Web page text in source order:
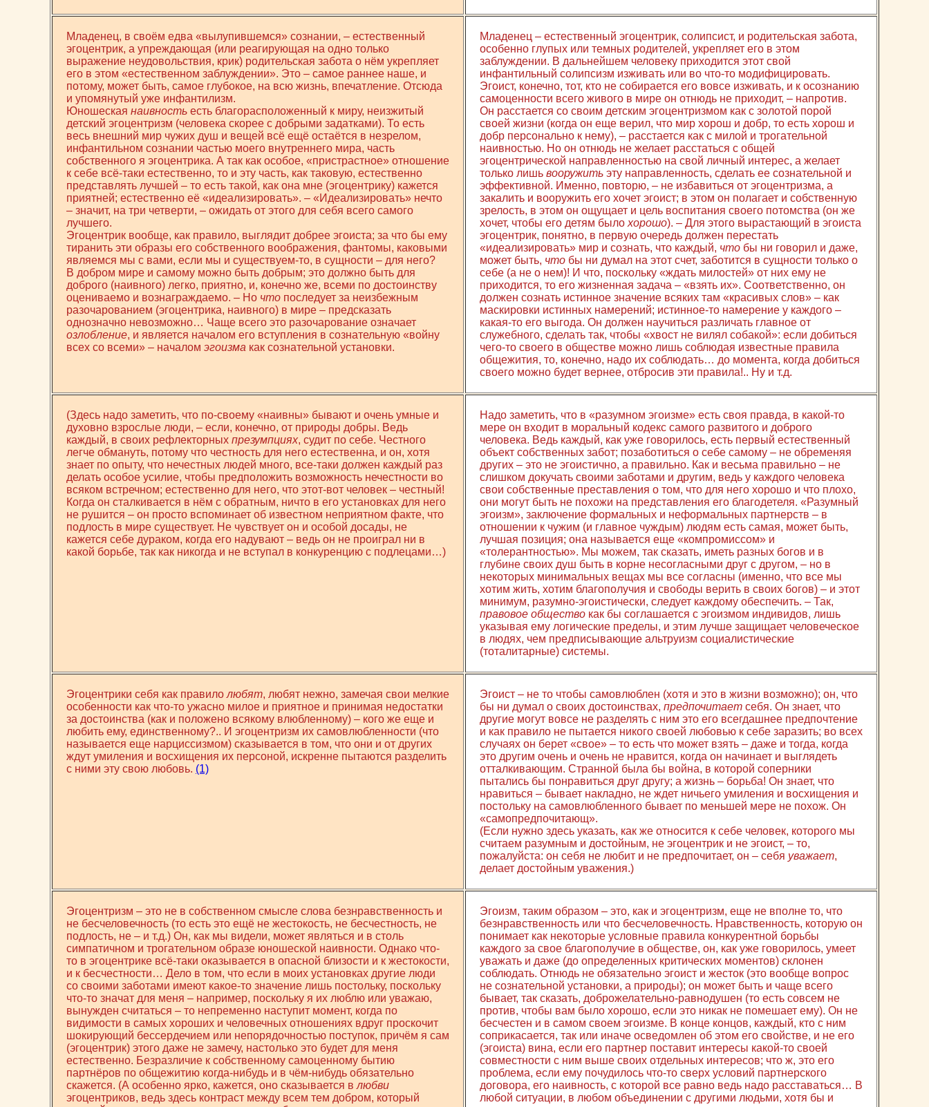
Младенец, в своём едва «вылупившемся» сознании, – естественный
эгоцентрик, а упреждающая (или реагирующая на одно только
выражение неудовольствия, крик) родительская забота о нём укрепляет
его в этом «естественном заблуждении». Это – самое раннее наше, и
потому, может быть, самое глубокое, на всю жизнь, впечатление. Отсюда
и упомянутый уже инфантилизм.
Юношеская наивность есть благорасположенный к миру, неизжитый
детский эгоцентризм (человека скорее с добрыми задатками). То есть
весь внешний мир чужих душ и вещей всё ещё остаётся в незрелом,
инфантильном сознании частью моего внутреннего мира, часть
собственного я эгоцентрика. А так как особое, «пристрастное» отношение
к себе всё-таки естественно, то и эту часть, как таковую, естественно
представлять лучшей – то есть такой, как она мне (эгоцентрику) кажется
приятней; естественно её «идеализировать». – «Идеализировать» нечто
– значит, на три четверти, – ожидать от этого для себя всего самого
лучшего.
Эгоцентрик вообще, как правило, выглядит добрее эгоиста; за что бы ему
тиранить эти образы его собственного воображения, фантомы, каковыми
являемся мы с вами, если мы и существуем-то, в сущности – для него?
В добром мире и самому можно быть добрым; это должно быть для
доброго (наивного) легко, приятно, и, конечно же, всеми по достоинству
оцениваемо и вознаграждаемо. – Но что последует за неизбежным
разочарованием (эгоцентрика, наивного) в мире – предсказать
однозначно невозможно… Чаще всего это разочарование означает
озлобление, и является началом его вступления в сознательную «войну
всех со всеми» – началом эгоизма как сознательной установки.
Младенец – естественный эгоцентрик, солипсист, и родительская забота,
особенно глупых или темных родителей, укрепляет его в этом
заблуждении. В дальнейшем человеку приходится этот свой
инфантильный солипсизм изживать или во что-то модифицировать.
Эгоист, конечно, тот, кто не собирается его вовсе изживать, и к осознанию
самоценности всего живого в мире он отнюдь не приходит, – напротив.
Он расстается со своим детским эгоцентризмом как с золотой порой
своей жизни (когда он еще верил, что мир хорош и добр, то есть хорош и
добр персонально к нему), – расстается как с милой и трогательной
наивностью. Но он отнюдь не желает расстаться с общей
эгоцентрической направленностью на свой личный интерес, а желает
только лишь вооружить эту направленность, сделать ее сознательной и
эффективной. Именно, повторю, – не избавиться от эгоцентризма, а
закалить и вооружить его хочет эгоист; в этом он полагает и собственную
зрелость, в этом он ощущает и цель воспитания своего потомства (он же
хочет, чтобы его детям было хорошо). – Для этого вырастающий в эгоиста
эгоцентрик, понятно, в первую очередь должен перестать
«идеализировать» мир и сознать, что каждый, что бы ни говорил и даже,
может быть, что бы ни думал на этот счет, заботится в сущности только о
себе (а не о нем)! И что, поскольку «ждать милостей» от них ему не
приходится, то его жизненная задача – «взять их». Соответственно, он
должен сознать истинное значение всяких там «красивых слов» – как
маскировки истинных намерений; истинное-то намерение у каждого –
какая-то его выгода. Он должен научиться различать главное от
служебного, сделать так, чтобы «хвост не вилял собакой»: если добиться
чего-то своего в обществе можно лишь соблюдая известные правила
общежития, то, конечно, надо их соблюдать… до момента, когда добиться
своего можно будет вернее, отбросив эти правила!.. Ну и т.д.
(Здесь надо заметить, что по-своему «наивны» бывают и очень умные и
духовно взрослые люди, – если, конечно, от природы добры. Ведь
каждый, в своих рефлекторных презумпциях, судит по себе. Честного
легче обмануть, потому что честность для него естественна, и он, хотя
знает по опыту, что нечестных людей много, все-таки должен каждый раз
делать особое усилие, чтобы предположить возможность нечестности во
всяком встречном; естественно для него, что этот-вот человек – честный!
Когда он сталкивается в нём с обратным, ничто в его установках для него
не рушится – он просто вспоминает об известном неприятном факте, что
подлость в мире существует. Не чувствует он и особой досады, не
кажется себе дураком, когда его надувают – ведь он не проиграл ни в
какой борьбе, так как никогда и не вступал в конкуренцию с подлецами…)
Надо заметить, что в «разумном эгоизме» есть своя правда, в какой-то
мере он входит в моральный кодекс самого развитого и доброго
человека. Ведь каждый, как уже говорилось, есть первый естественный
объект собственных забот; позаботиться о себе самому – не обременяя
других – это не эгоистично, а правильно. Как и весьма правильно – не
слишком докучать своими заботами и другим, ведь у каждого человека
свои собственные преставления о том, что для него хорошо и что плохо,
они могут быть не похожи на представления его благодетеля. «Разумный
эгоизм», заключение формальных и неформальных партнерств – в
отношении к чужим (и главное чуждым) людям есть самая, может быть,
лучшая позиция; она называется еще «компромиссом» и
«толерантностью». Мы можем, так сказать, иметь разных богов и в
глубине своих душ быть в корне несогласными друг с другом, – но в
некоторых минимальных вещах мы все согласны (именно, что все мы
хотим жить, хотим благополучия и свободы верить в своих богов) – и этот
минимум, разумно-эгоистически, следует каждому обеспечить. – Так,
правовое общество как бы соглашается с эгоизмом индивидов, лишь
указывая ему логические пределы, и этим лучше защищает человеческое
в людях, чем предписывающие альтруизм социалистические
(тоталитарные) системы.
Эгоцентрики себя как правило любят, любят нежно, замечая свои мелкие
особенности как что-то ужасно милое и приятное и принимая недостатки
за достоинства (как и положено всякому влюбленному) – кого же еще и
любить ему, единственному?.. И эгоцентризм их самовлюбленности (что
называется еще нарциссизмом) сказывается в том, что они и от других
ждут умиления и восхищения их персоной, искренне пытаются разделить
с ними эту свою любовь. (1)
Эгоист – не то чтобы самовлюблен (хотя и это в жизни возможно); он, что
бы ни думал о своих достоинствах, предпочитает себя. Он знает, что
другие могут вовсе не разделять с ним это его всегдашнее предпочтение
и как правило не пытается никого своей любовью к себе заразить; во всех
случаях он берет «свое» – то есть что может взять – даже и тогда, когда
это другим очень и очень не нравится, когда он начинает и выглядеть
отталкивающим. Странной была бы война, в которой соперники
пытались бы понравиться друг другу; а жизнь – борьба! Он знает, что
нравиться – бывает накладно, не ждет ничьего умиления и восхищения и
постольку на самовлюбленного бывает по меньшей мере не похож. Он
«самопредпочитающ».
(Если нужно здесь указать, как же относится к себе человек, которого мы
считаем разумным и достойным, не эгоцентрик и не эгоист, – то,
пожалуйста: он себя не любит и не предпочитает, он – себя уважает,
делает достойным уважения.)
Эгоцентризм – это не в собственном смысле слова безнравственность и
не бесчеловечность (то есть это ещё не жестокость, не бесчестность, не
подлость, не – и т.д.) Он, как мы видели, может являться и в столь
симпатичном и трогательном образе юношеской наивности. Однако что-
то в эгоцентрике всё-таки оказывается в опасной близости и к жестокости,
и к бесчестности… Дело в том, что если в моих установках другие люди
со своими заботами имеют какое-то значение лишь постольку, поскольку
что-то значат для меня – например, поскольку я их люблю или уважаю,
вынужден считаться – то непременно наступит момент, когда по
видимости в самых хороших и человечных отношениях вдруг проскочит
шокирующий бессердечием или непорядочностью поступок, причём я сам
(эгоцентрик) этого даже не замечу, настолько это будет для меня
естественно. Безразличие к собственному самоценному бытию
партнёров по общежитию когда-нибудь и в чём-нибудь обязательно
скажется. (А особенно ярко, кажется, оно сказывается в любви
эгоцентриков, ведь здесь контраст между всем тем добром, который
Эгоизм, таким образом – это, как и эгоцентризм, еще не вполне то, что
безнравственность или что бесчеловечность. Нравственность, которую он
понимает как некоторые условные правила конкурентной борьбы
каждого за свое благополучие в обществе, он, как уже говорилось, умеет
уважать и даже (до определенных критических моментов) склонен
соблюдать. Отнюдь не обязательно эгоист и жесток (это вообще вопрос
не сознательной установки, а природы); он может быть и чаще всего
бывает, так сказать, доброжелательно-равнодушен (то есть совсем не
против, чтобы вам было хорошо, если это никак не помешает ему). Он не
бесчестен и в самом своем эгоизме. В конце концов, каждый, кто с ним
соприкасается, так или иначе осведомлен об этом его свойстве, и не его
(эгоиста) вина, если его партнер поставит интересы какой-то своей
совместности с ним выше своих отдельных интересов; что ж, это его
проблема, если ему почудилось что-то сверх условий партнерского
договора, его наивность, с которой все равно ведь надо расставаться… В
любой ситуации, в любом объединении с другими людьми, хотя бы и